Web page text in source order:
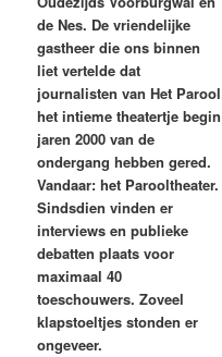
de Nes. De vriendelijke
gastheer die ons binnen
liet vertelde dat
journalisten van Het Parool
het intieme theatertje begin
jaren 2000 van de
ondergang hebben gered.
Vandaar: het Parooltheater.
Sindsdien vinden er
interviews en publieke
debatten plaats voor
maximaal 40
toeschouwers. Zoveel
klapstoeltjes stonden er
ongeveer.